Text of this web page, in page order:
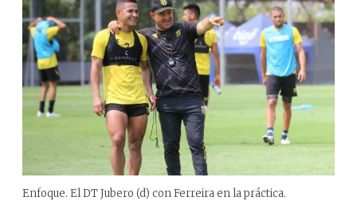
Enfoque. El DT Jubero (d) con Ferreira en la práctica.